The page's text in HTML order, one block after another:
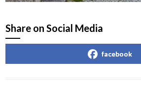
Share on Social Media
facebook